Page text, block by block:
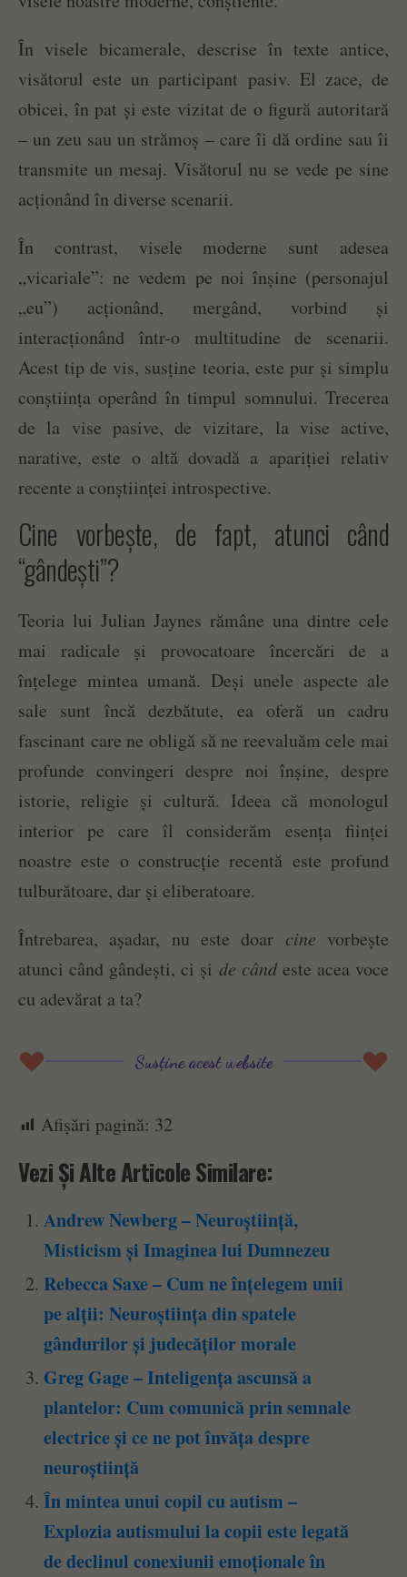
În visele bicamerale, descrise în texte antice,
visătorul este un participant pasiv. El zace, de
obicei, în pat și este vizitat de o figură autoritară
– un zeu sau un strămoș – care îi dă ordine sau îi
transmite un mesaj. Visătorul nu se vede pe sine
acționând în diverse scenarii.
În contrast, visele moderne sunt adesea
„vicariale”: ne vedem pe noi înșine (personajul
„eu”) acționând, mergând, vorbind și
interacționând într-o multitudine de scenarii.
Acest tip de vis, susține teoria, este pur și simplu
conștiința operând în timpul somnului. Trecerea
de la vise pasive, de vizitare, la vise active,
narative, este o altă dovadă a apariției relativ
recente a conștiinței introspective.
Cine vorbește, de fapt, atunci când
“gândești”?
Teoria lui Julian Jaynes rămâne una dintre cele
mai radicale și provocatoare încercări de a
înțelege mintea umană. Deși unele aspecte ale
sale sunt încă dezbătute, ea oferă un cadru
fascinant care ne obligă să ne reevaluăm cele mai
profunde convingeri despre noi înșine, despre
istorie, religie și cultură. Ideea că monologul
interior pe care îl considerăm esența ființei
noastre este o construcție recentă este profund
tulburătoare, dar și eliberatoare.
Întrebarea, așadar, nu este doar cine vorbește
atunci când gândești, ci și de cândeste acea voce
cu adevărat a ta?
Susține acest website
Afișări pagină: 32
Vezi Și Alte Articole Similare:
Andrew Newberg – Neuroștiință,
Misticism și Imaginea lui Dumnezeu
Rebecca Saxe – Cum ne înțelegem unii
pe alții: Neuroștiința din spatele
gândurilor și judecăților morale
Greg Gage – Inteligența ascunsă a
plantelor: Cum comunică prin semnale
electrice și ce ne pot învăța despre
neuroștiință
În mintea unui copil cu autism –
Explozia autismului la copii este legată
de declinul conexiunii emoționale în